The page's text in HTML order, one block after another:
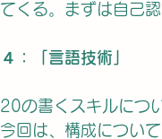
てくる。まずは自己
４：「言語技術」
20の書くスキルにつ
今回は、構成について